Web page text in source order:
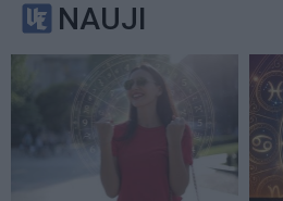
NAUJI